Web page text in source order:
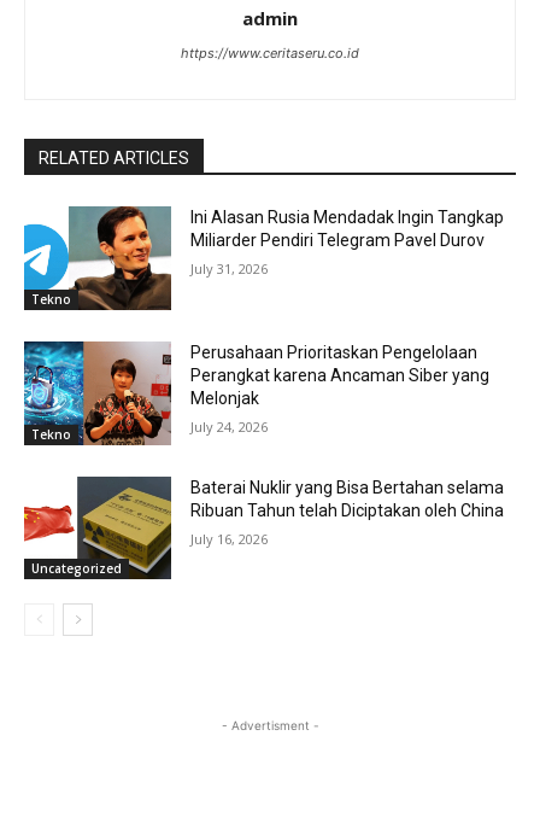
admin
https://www.ceritaseru.co.id
RELATED ARTICLES
Tekno
Ini Alasan Rusia Mendadak Ingin Tangkap
Miliarder Pendiri Telegram Pavel Durov
July 31, 2026
Tekno
Perusahaan Prioritaskan Pengelolaan
Perangkat karena Ancaman Siber yang
Melonjak
July 24, 2026
Uncategorized
Baterai Nuklir yang Bisa Bertahan selama
Ribuan Tahun telah Diciptakan oleh China
July 16, 2026
- Advertisment -